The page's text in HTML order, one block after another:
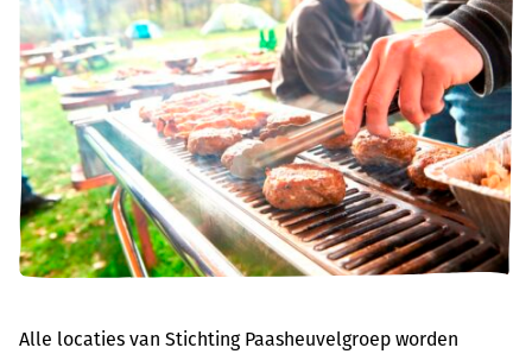
Alle locaties van Stichting Paasheuvelgroep worden